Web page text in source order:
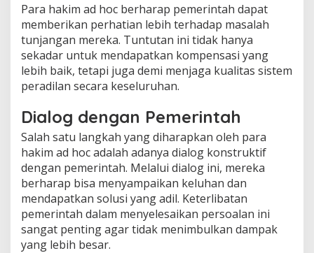
Para hakim ad hoc berharap pemerintah dapat
memberikan perhatian lebih terhadap masalah
tunjangan mereka. Tuntutan ini tidak hanya
sekadar untuk mendapatkan kompensasi yang
lebih baik, tetapi juga demi menjaga kualitas sistem
peradilan secara keseluruhan.
Dialog dengan Pemerintah
Salah satu langkah yang diharapkan oleh para
hakim ad hoc adalah adanya dialog konstruktif
dengan pemerintah. Melalui dialog ini, mereka
berharap bisa menyampaikan keluhan dan
mendapatkan solusi yang adil. Keterlibatan
pemerintah dalam menyelesaikan persoalan ini
sangat penting agar tidak menimbulkan dampak
yang lebih besar.